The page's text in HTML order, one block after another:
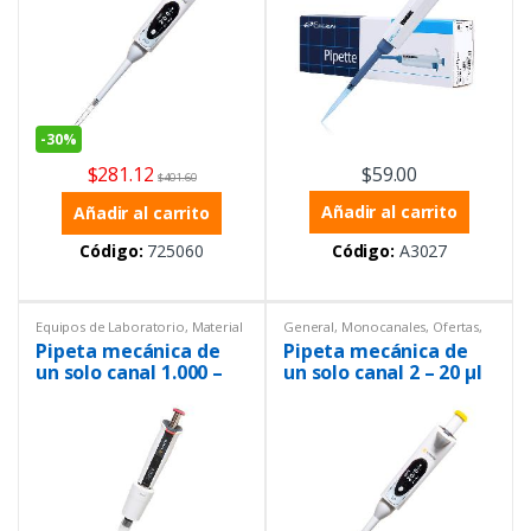
-30%
$281.12 $401.60
Añadir al carrito
Código: 725060
$59.00
Añadir al carrito
Código: A3027
Equipos de Laboratorio, Material
volumétrico Monocanales,
Pipetas mecánicas,Volumen
variable
Pipeta mecánica de
un solo canal 1.000 –
General, Monocanales, Ofertas,
Volumen variable
Pipeta mecánica de
un solo canal 2 – 20 µl